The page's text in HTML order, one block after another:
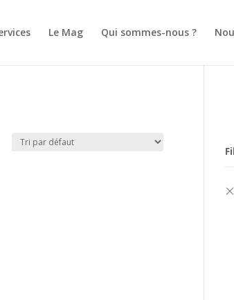
Le Mag Qui sommes-nous ?